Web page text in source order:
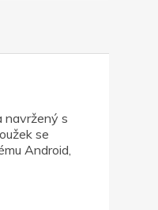
navržený s
se
Android,